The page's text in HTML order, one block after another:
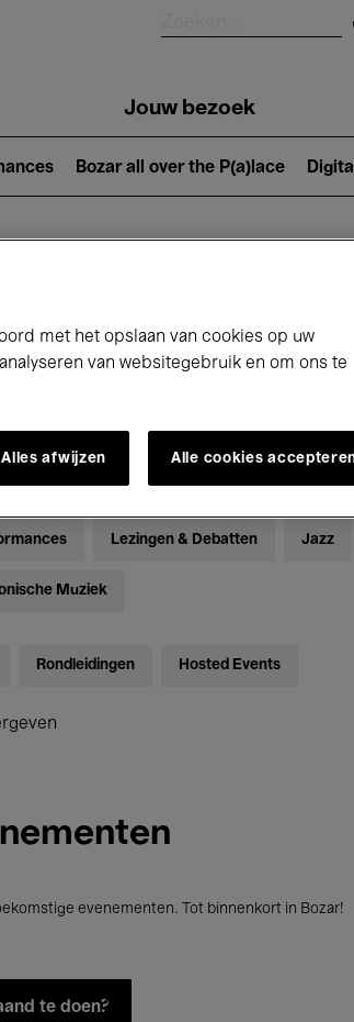
Jouw bezoek
Bozar all over the P(a)lace
Lezingen & Debatten Jazz
Muziek
Rondleidingen Hosted Events
evenementen. Tot binnenkort in Bozar!
te doen?
met het opslaan van cookies op uw
van websitegebruik en om ons te
Alles afwijzen Alle cookies